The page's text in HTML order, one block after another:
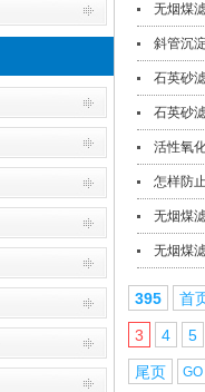
无烟煤
斜管沉
石英砂
石英砂
活性氧
怎样防
无烟煤
无烟煤
395 首
3 4 5
尾页